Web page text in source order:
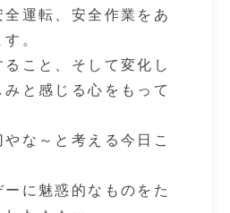
運転、安全作業をあ
。
こと、そして変化し
と感じる心をもって
な～と考える今日こ
に魅惑的なものをた